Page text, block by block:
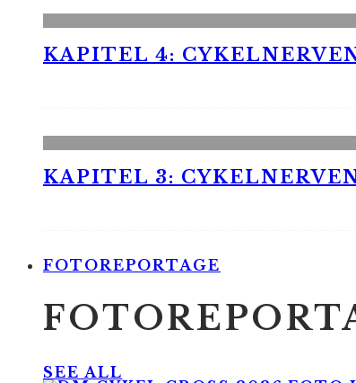
KAPITEL 4:
KAPITEL 3:
FOTOREPORTAGE
SEE ALL